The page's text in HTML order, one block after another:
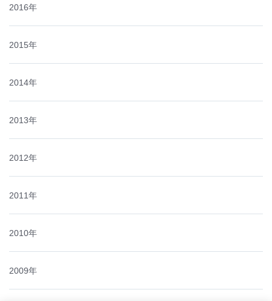
2016年
2015年
2014年
2013年
2012年
2011年
2010年
2009年